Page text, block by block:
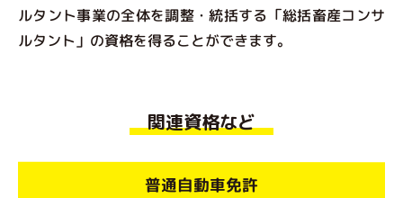
ルタント事業の全体を調整・統括する「総括畜産コンサ
ルタント」の資格を得ることができます。
関連資格など
普通自動車免許